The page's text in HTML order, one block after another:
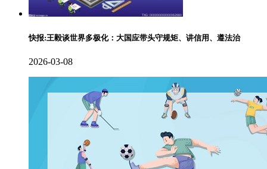
快报:王毅谈世界多极化：大国应带头守规矩、讲信用、遵法治
2026-03-08